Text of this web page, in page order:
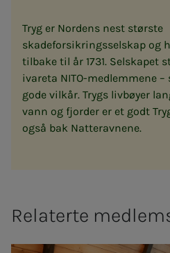
Tryg er Nordens nest største
skadeforsikringsselskap og
tilbake til år 1731. Selskapet
ivareta NITO-medlemmene
gode vilkår. Trygs livbøyer
vann og fjorder er et godt
også bak Natteravnene.
Relaterte